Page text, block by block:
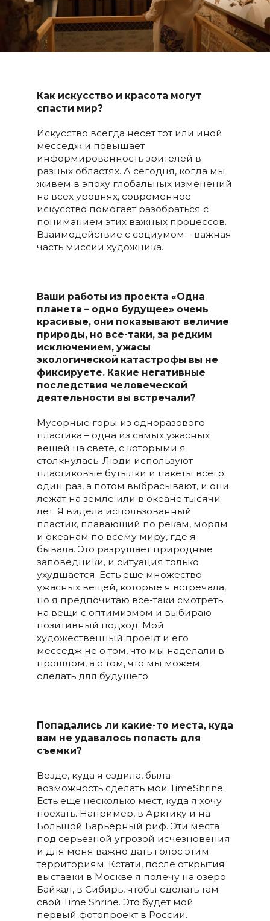
Как искусство и красота могут
спасти мир?
Искусство всегда несет тот или иной
месседж и повышает
информированность зрителей в
разных областях. А сегодня, когда мы
живем в эпоху глобальных изменений
на всех уровнях, современное
искусство помогает разобраться с
пониманием этих важных процессов.
Взаимодействие с социумом – важная
часть миссии художника.
Ваши работы из проекта «Одна
планета – одно будущее» очень
красивые, они показывают величие
природы, но все-таки, за редким
исключением, ужасы
экологической катастрофы вы не
фиксируете. Какие негативные
последствия человеческой
деятельности вы встречали?
Мусорные горы из одноразового
пластика – одна из самых ужасных
вещей на свете, с которыми я
столкнулась. Люди используют
пластиковые бутылки и пакеты всего
один раз, а потом выбрасывают, и они
лежат на земле или в океане тысячи
лет. Я видела использованный
пластик, плавающий по рекам, морям
и океанам по всему миру, где я
бывала. Это разрушает природные
заповедники, и ситуация только
ухудшается. Есть еще множество
ужасных вещей, которые я встречала,
но я предпочитаю все-таки смотреть
на вещи с оптимизмом и выбираю
позитивный подход. Мой
художественный проект и его
месседж не о том, что мы наделали в
прошлом, а о том, что мы можем
сделать для будущего.
Попадались ли какие-то места, куда
вам не удавалось попасть для
съемки?
Везде, куда я ездила, была
возможность сделать мои TimeShrine.
Есть еще несколько мест, куда я хочу
поехать. Например, в Арктику и на
Большой Барьерный риф. Эти места
под серьезной угрозой исчезновения
и для меня важно дать голос этим
территориям. Кстати, после открытия
выставки в Москве я полечу на озеро
Байкал, в Сибирь, чтобы сделать там
свой Time Shrine. Это будет мой
первый фотопроект в России.